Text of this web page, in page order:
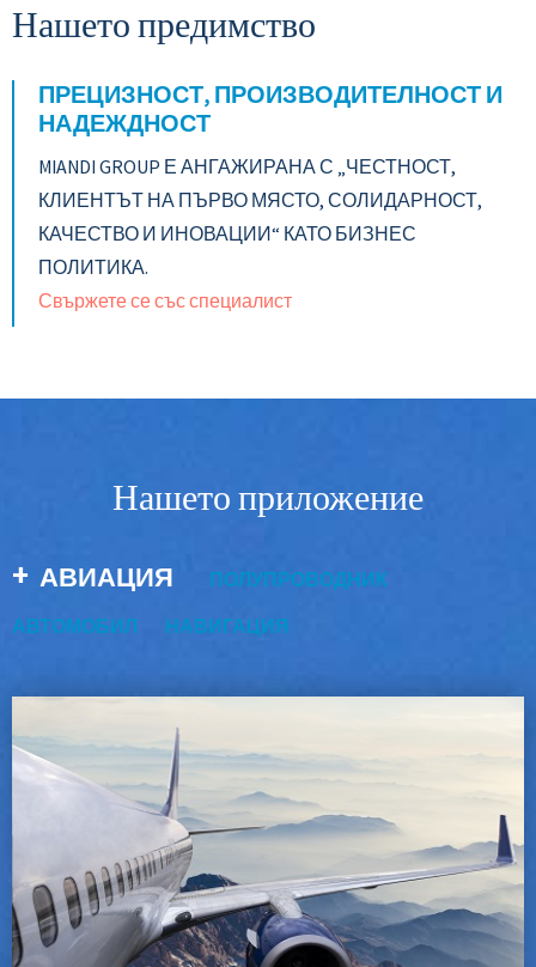
Нашето предимство
ПРЕЦИЗНОСТ, ПРОИЗВОДИТЕЛНОСТ И
НАДЕЖДНОСТ
MIANDI GROUP Е АНГАЖИРАНА С „ЧЕСТНОСТ,
КЛИЕНТЪТ НА ПЪРВО МЯСТО, СОЛИДАРНОСТ,
КАЧЕСТВО И ИНОВАЦИИ“ КАТО БИЗНЕС
ПОЛИТИКА.
Свържете се със специалист
Нашето приложение
АВИАЦИЯ
ПОЛУПРОВОДНИК
АВТОМОБИЛ
НАВИГАЦИЯ